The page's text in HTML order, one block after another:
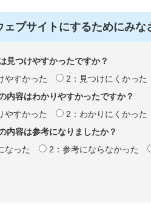
ェブサイトにするためにみ
見つけやすかったですか？
やすかった
2：見つけにくかった
内容はわかりやすかったですか？
やすかった
2：わかりにくかった
内容は参考になりましたか？
なった
2：参考にならなかった